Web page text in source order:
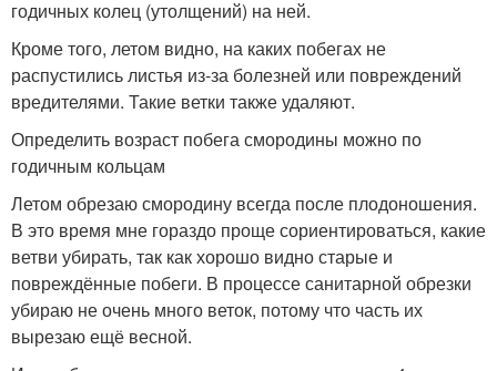
годичных колец (утолщений) на ней.
Кроме того, летом видно, на каких побегах не
распустились листья из-за болезней или повреждений
вредителями. Такие ветки также удаляют.
Определить возраст побега смородины можно по
годичным кольцам
Летом обрезаю смородину всегда после плодоношения.
В это время мне гораздо проще сориентироваться, какие
ветви убирать, так как хорошо видно старые и
повреждённые побеги. В процессе санитарной обрезки
убираю не очень много веток, потому что часть их
вырезаю ещё весной.